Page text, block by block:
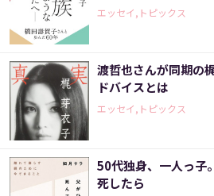
エッセイ,トピックス
渡哲也さんが同期の
ドバイスとは
エッセイ,トピックス
50代独身、一人っ子
死したら